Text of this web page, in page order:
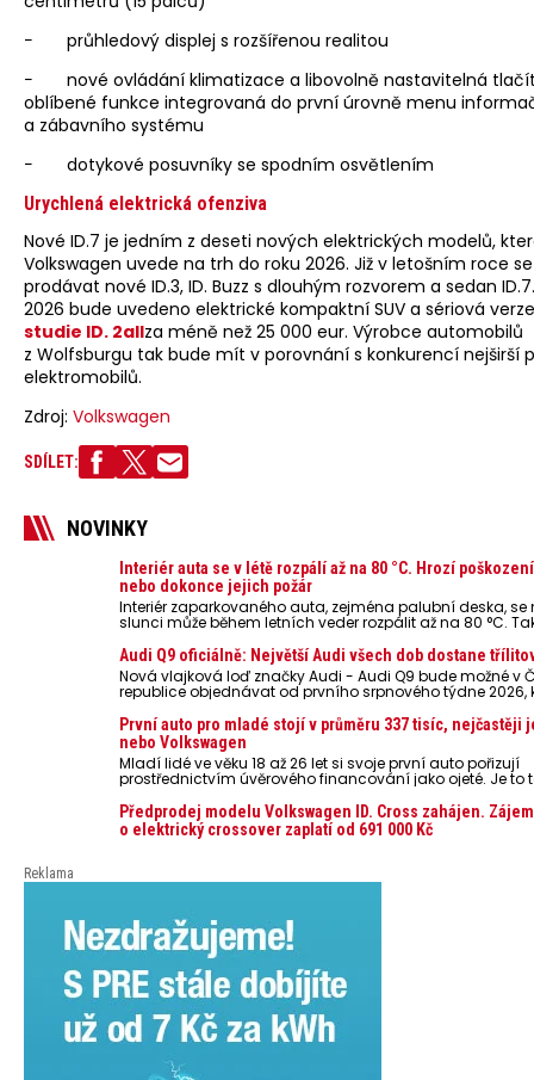
− průhledový displej s rozšířenou realitou
− nové ovládání klimatizace a libovolně nastavitelná
oblíbené funkce integrovaná do první úrovně menu
a zábavního systému
− dotykové posuvníky se spodním osvětlením
Urychlená elektrická ofenziva
Nové ID.7 je jedním z deseti nových elektrických modelů,
Volkswagen uvede na trh do roku 2026. Již v letošním roce
prodávat nové ID.3, ID. Buzz s dlouhým rozvorem a sedan
2026 bude uvedeno elektrické kompaktní SUV a sériová verze
studie ID. 2allza méně než 25 000 eur. Výrobce automobilů
z Wolfsburgu tak bude mít v porovnání s konkurencí nejširší
elektromobilů.
Zdroj: Volkswagen
SDÍLET:
NOVINKY
Interiér auta se v létě rozpálí až na 80 °C. Hrozí
nebo dokonce jejich požár
Interiér zaparkovaného auta, zejména palubní deska,
slunci může během letních veder rozpálit až na 80 °C.
nebo notebooky. Můžou urychlit stárnutí baterií, poškodit
ve výjimečných případech i zvýšit riziko požáru.
Audi Q9 oficiálně: Největší Audi všech dob dostane
Nová vlajková loď značky Audi - Audi Q9 bude možné v
republice objednávat od prvního srpnového týdne 2026,
První auto pro mladé stojí v průměru 337 tisíc, nejčastěji
nebo Volkswagen
Mladí lidé ve věku 18 až 26 let si svoje první auto pořizují
prostřednictvím úvěrového financování jako ojeté. Je to
dosahuje 337 tisíc korun a průměrná financovaná
251 tisíc korun. Vyplývá to z dat Leasingu České
posledních 10 let (2016–2026).
Předprodej modelu Volkswagen ID. Cross zahájen.
o elektrický crossover zaplatí od 691 000 Kč
Reklama